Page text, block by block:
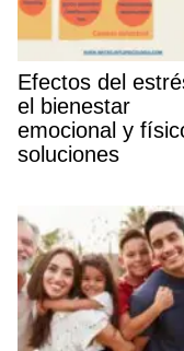
Efectos del
el bienestar
emocional y
soluciones